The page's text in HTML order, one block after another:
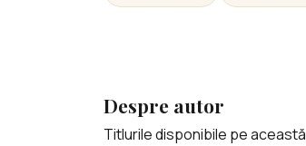
Despre autor
Titlurile disponibile pe